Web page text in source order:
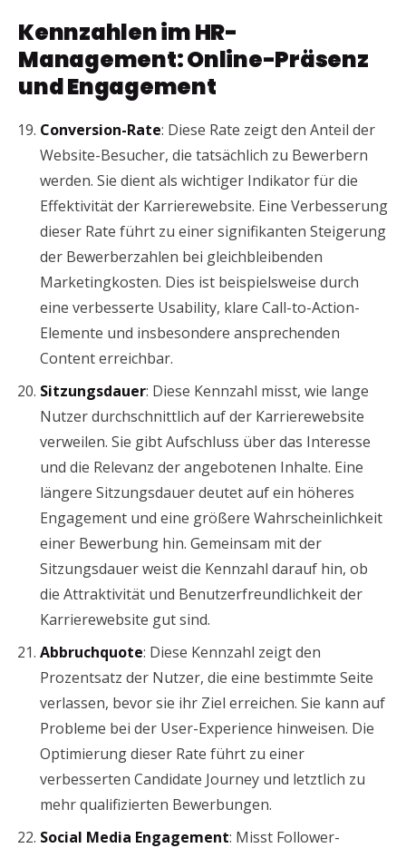
Kennzahlen im HR-
Management: Online-Präsenz
und Engagement
Conversion-Rate: Diese Rate zeigt den Anteil der
Website-Besucher, die tatsächlich zu Bewerbern
werden. Sie dient als wichtiger Indikator für die
Effektivität der Karrierewebsite. Eine Verbesserung
dieser Rate führt zu einer signifikanten Steigerung
der Bewerberzahlen bei gleichbleibenden
Marketingkosten. Dies ist beispielsweise durch
eine verbesserte Usability, klare Call-to-Action-
Elemente und insbesondere ansprechenden
Content erreichbar.
Sitzungsdauer: Diese Kennzahl misst, wie lange
Nutzer durchschnittlich auf der Karrierewebsite
verweilen. Sie gibt Aufschluss über das Interesse
und die Relevanz der angebotenen Inhalte. Eine
längere Sitzungsdauer deutet auf ein höheres
Engagement und eine größere Wahrscheinlichkeit
einer Bewerbung hin. Gemeinsam mit der
Sitzungsdauer weist die Kennzahl darauf hin, ob
die Attraktivität und Benutzerfreundlichkeit der
Karrierewebsite gut sind.
Abbruchquote: Diese Kennzahl zeigt den
Prozentsatz der Nutzer, die eine bestimmte Seite
verlassen, bevor sie ihr Ziel erreichen. Sie kann auf
Probleme bei der User-Experience hinweisen. Die
Optimierung dieser Rate führt zu einer
verbesserten Candidate Journey und letztlich zu
mehr qualifizierten Bewerbungen.
Social Media Engagement: Misst Follower-